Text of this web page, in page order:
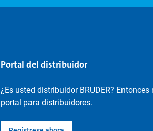
Portal del distribuidor
¿Es usted distribuidor BRUDER?
portal para distribuidores.